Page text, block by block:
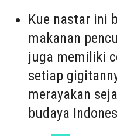
Kue nastar ini
makanan
juga memiliki
setiap
merayakan
budaya